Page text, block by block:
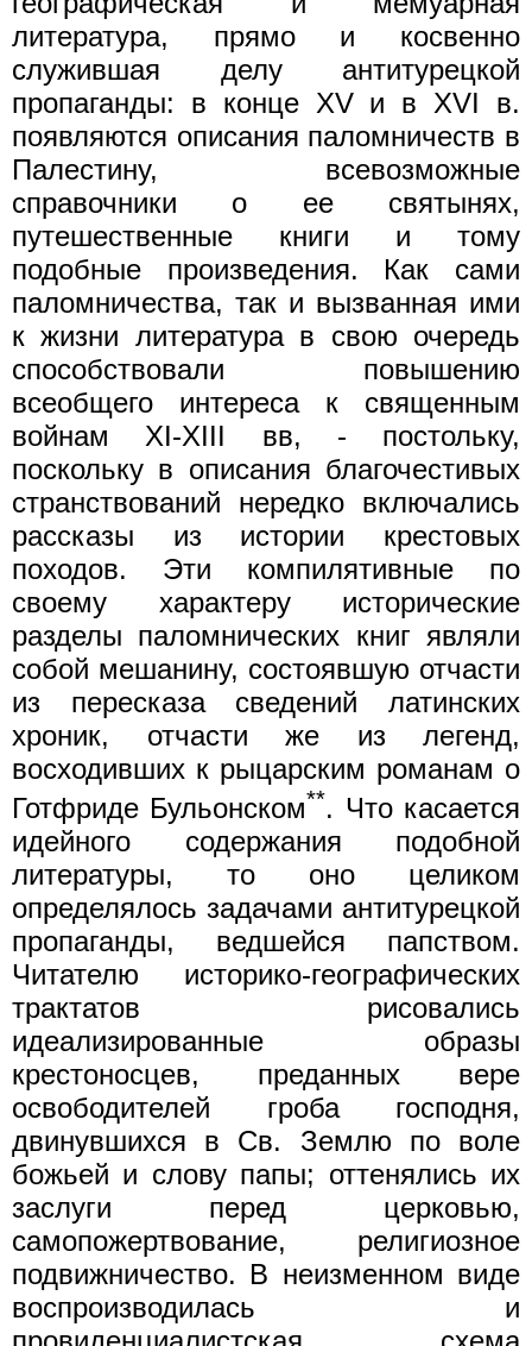
литература, прямо и косвенно
служившая делу антитурецкой
пропаганды: в конце XV и в XVI в.
появляются описания паломничеств в
Палестину, всевозможные
справочники о ее святынях,
путешественные книги и тому
подобные произведения. Как сами
паломничества, так и вызванная ими
к жизни литература в свою очередь
способствовали повышению
всеобщего интереса к священным
войнам XI-XIII вв, - постольку,
поскольку в описания благочестивых
странствований нередко включались
рассказы из истории крестовых
походов. Эти компилятивные по
своему характеру исторические
разделы паломнических книг являли
собой мешанину, состоявшую отчасти
из пересказа сведений латинских
хроник, отчасти же из легенд,
восходивших к рыцарским романам о
Готфриде Бульонском**. Что касается
идейного содержания подобной
литературы, то оно целиком
определялось задачами антитурецкой
пропаганды, ведшейся папством.
Читателю историко-географических
трактатов рисовались
идеализированные образы
крестоносцев, преданных вере
освободителей гроба господня,
двинувшихся в Св. Землю по воле
божьей и слову папы; оттенялись их
заслуги перед церковью,
самопожертвование, религиозное
подвижничество. В неизменном виде
воспроизводилась и